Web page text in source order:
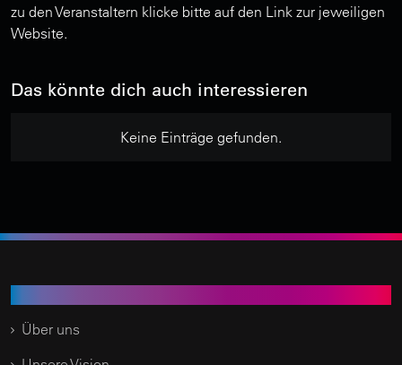
zu den Veranstaltern klicke bitte auf den Link zur jeweiligen
Website.
Das könnte dich auch interessieren
Keine Einträge gefunden.
Über uns